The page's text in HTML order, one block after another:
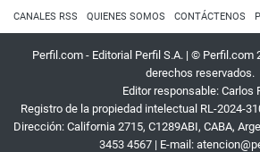
CANALES RSS QUIENES SOMOS CONTÁCTENOS
Perfil.com - Editorial Perfil S.A. | © Perfil.com
derechos reservados.
Editor responsable: Carlos
Registro de la propiedad intelectual RL-2024-
Dirección: California 2715, C1289ABI, CABA,
3453 4567 | E-mail: